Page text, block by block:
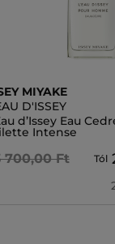
MIYAKE
D'ISSEY
d’Issey Eau
Intense
700,00 Ft Tól